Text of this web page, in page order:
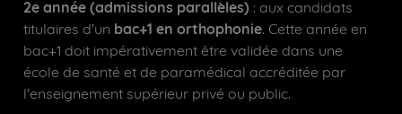
2e année (admissions parallèles) : aux candidats
titulaires d'un bac+1 en orthophonie. Cette année en
bac+1 doit impérativement être validée dans une
école de santé et de paramédical accréditée par
l'enseignement supérieur privé ou public.